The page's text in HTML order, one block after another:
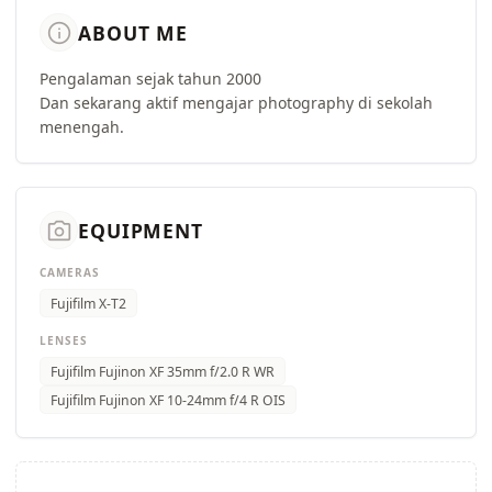
info ABOUT ME
Pengalaman sejak tahun 2000
Dan sekarang aktif mengajar photography di sekolah
menengah.
camera_alt EQUIPMENT
CAMERAS
Fujifilm X-T2
LENSES
Fujifilm Fujinon XF 35mm f/2.0 R WR
Fujifilm Fujinon XF 10-24mm f/4 R OIS